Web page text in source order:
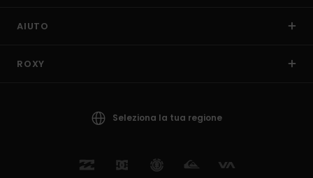
AIUTO
ROXY
Seleziona la tua regione